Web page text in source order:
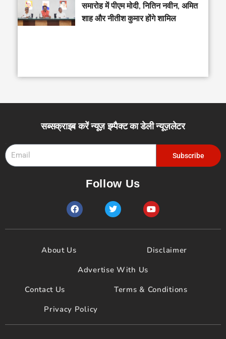
समारोह में पीएम मोदी, नितिन नवीन, अमित
शाह और नीतीश कुमार होंगे शामिल
सब्सक्राइब करें न्यूज़ इम्पैक्ट का डेली न्यूज़लेटर
Subscribe
Follow Us
F
a
e
o
T
w
t
Y
o
t
b
e
About Us
Disclaimer
Advertise With Us
Contact Us
Terms & Conditions
Privacy Policy